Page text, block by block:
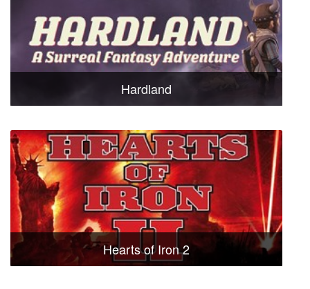
Hardland
Hearts of Iron 2